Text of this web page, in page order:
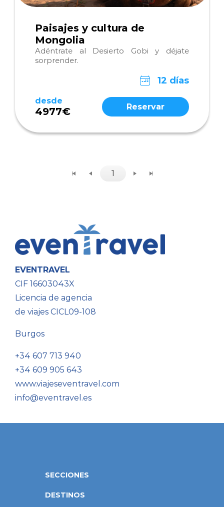
Paisajes y cultura de
Mongolia
Adéntrate al Desierto Gobi y déjate
sorprender.
12 días
desde
4977€ Reservar
1
EVENTRAVEL
CIF 16603043X
Licencia de agencia
de viajes CICL09-108
Burgos
+34 607 713 940
+34 609 905 643
www.viajeseventravel.com
info@eventravel.es
SECCIONES
DESTINOS